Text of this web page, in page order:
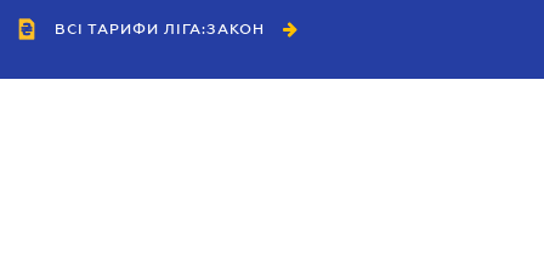
ВСІ ТАРИФИ ЛІГА:ЗАКОН